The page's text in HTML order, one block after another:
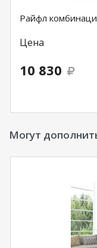
Райфл
Цена
10 830
Могут